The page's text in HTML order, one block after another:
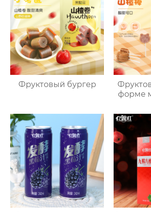
Фруктовый бургер
форме